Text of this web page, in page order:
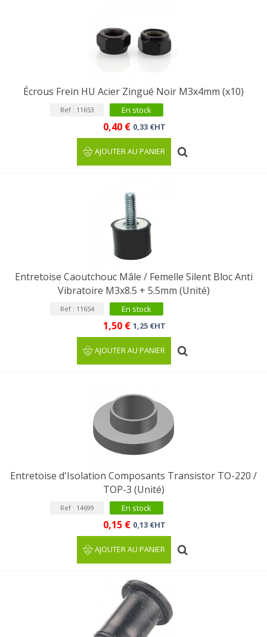
Écrous Frein HU Acier Zingué Noir M3x4mm (x10)
Ref : 11653 En stock
0,40 € 0,33 €HT
AJOUTER AU PANIER
Entretoise Caoutchouc Mâle / Femelle Silent Bloc Anti
Vibratoire M3x8.5 + 5.5mm (Unité)
Ref : 11654 En stock
1,50 € 1,25 €HT
AJOUTER AU PANIER
Entretoise d'Isolation Composants Transistor TO-220 /
TOP-3 (Unité)
Ref : 14699 En stock
0,15 € 0,13 €HT
AJOUTER AU PANIER